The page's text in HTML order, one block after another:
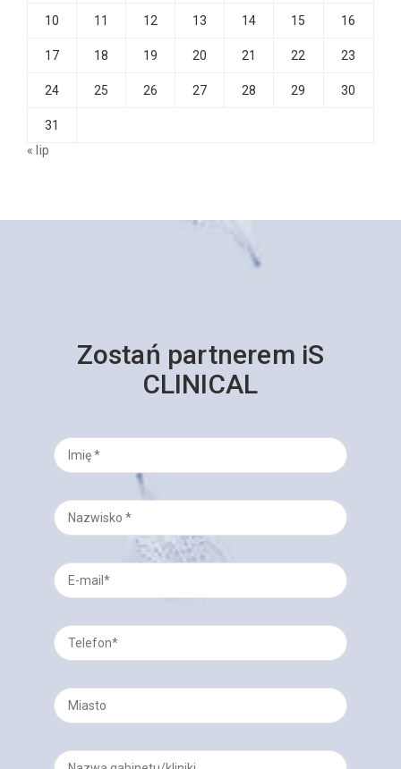
10 11 12 13 14 15 16
17 18 19 20 21 22 23
24 25 26 27 28 29 30
31
« lip
Zostań partnerem iS
CLINICAL